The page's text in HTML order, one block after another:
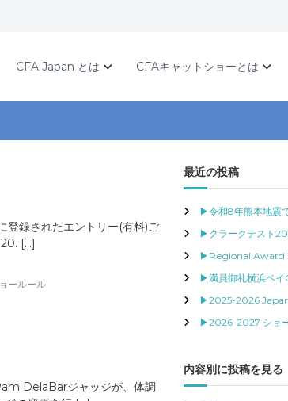
CFA Japan とは CFAキャットショーとは
録されたエントリー(有料)ご
20. […]
ールール
DelaBarジャッジが、体調
最近の投稿
▶令和8年熊本地震
▶クラークテスト
▶Regional Award
▶満員御礼横浜ベイ
▶2025-2026
▶2026-2027 ショ
内容別に投稿を見る